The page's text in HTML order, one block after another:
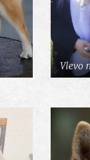
Vlevo